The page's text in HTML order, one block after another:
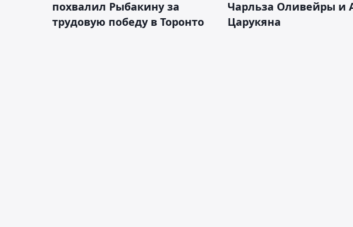
похвалил Рыбакину за
трудовую победу в Торонто
Чарльза Оливейры и
Царукяна